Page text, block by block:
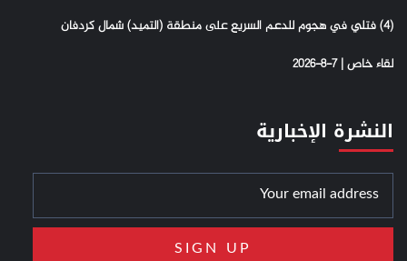
(4) فتلي في هجوم للدعم السريع على منطقة (التميد) شمال كردفان
لقاء خاص | 7-8-2026
النشرة الإخبارية